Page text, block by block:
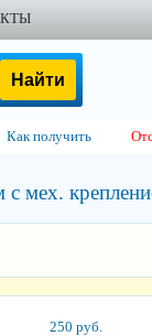
Как получить
с мех.
250 руб.